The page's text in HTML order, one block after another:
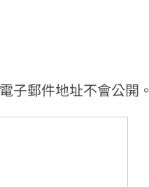
子郵件地址不會公開。